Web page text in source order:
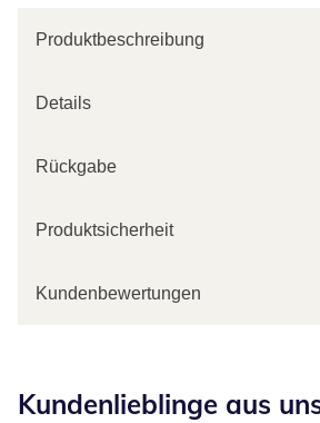
Produktbeschreibung
Details
Rückgabe
Produktsicherheit
Kundenbewertungen
Kundenlieblinge aus